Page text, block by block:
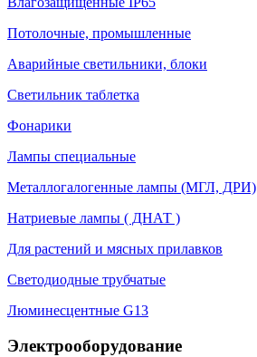
Потолочные, промышленные
Аварийные светильники, блоки
Светильник таблетка
Фонарики
Лампы специальные
Металлогалогенные лампы (МГЛ, ДРИ)
Натриевые лампы ( ДНАТ )
Для растений и мясных прилавков
Светодиодные трубчатые
Люминесцентные G13
Электрооборудование